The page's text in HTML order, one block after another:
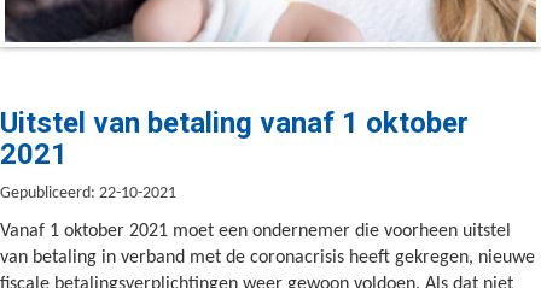
Uitstel van betaling vanaf 1 oktober
2021
Gepubliceerd: 22-10-2021
Vanaf 1 oktober 2021 moet een ondernemer die voorheen uitstel
van betaling in verband met de coronacrisis heeft gekregen, nieuwe
fiscale betalingsverplichtingen weer gewoon voldoen. Als dat niet